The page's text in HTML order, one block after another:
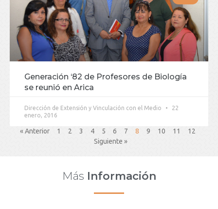
Generación ‘82 de Profesores de Biología
se reunió en Arica
Dirección de Extensión y Vinculación con el Medio
22
enero, 2016
« Anterior 1 2 3 4 5 6 7 8 9 10 11
12
Siguiente »
Más Información